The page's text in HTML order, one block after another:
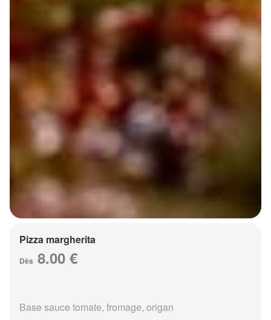
Pizza margherita
Dès 8.00 €
Base sauce tomate, fromage, origan